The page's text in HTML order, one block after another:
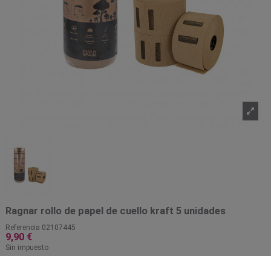
Ragnar rollo de papel de cuello kraft 5 unidades
Referencia 02107445
9,90 €
Sin impuesto